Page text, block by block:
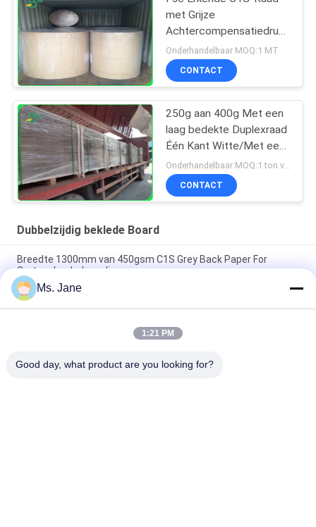
met Grijze
Achtercompensatiedruk
in Jumbobroodjes
1160mm
Onderhandelbaar MOQ:1 MT
CONTACT
250g aan 400g Met een
laag bedekte Duplexraad
Één Kant Witte/Met een
laag bedekte 1300mm
voor Koerierszakken
CONTACT
Dubbelzijdig beklede Board
Breedte 1300mm van 450gsm C1S Grey Back Paper For
Carton Jumbobroodje
bedekte de Hoge het Vouwen van 250g 325g Weerstand
Duplexraad met Achtergrey free sample met een laag
140 g 170 g Afdrukbaar, bedekt met een witte bovenkant, voor
Ms. Jane
1:21 PM
Good day, what product are you looking for?